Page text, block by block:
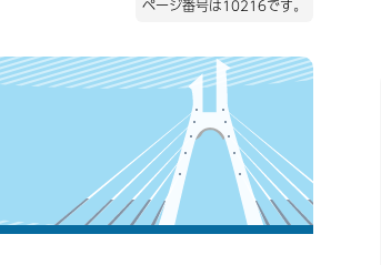
ページ番号は10216です。